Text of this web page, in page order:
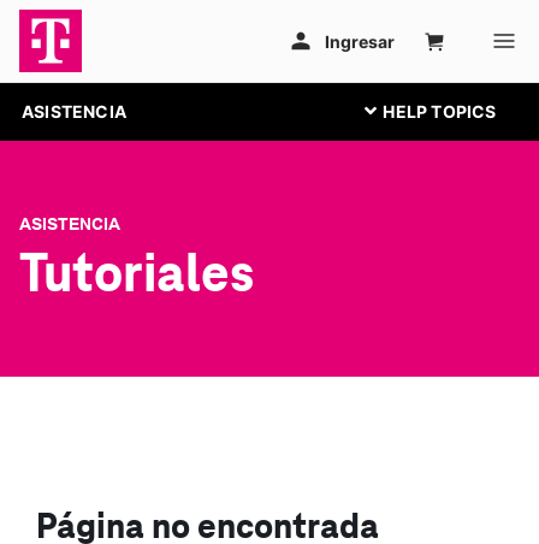
ASISTENCIA
ASISTENCIA
Tutoriales